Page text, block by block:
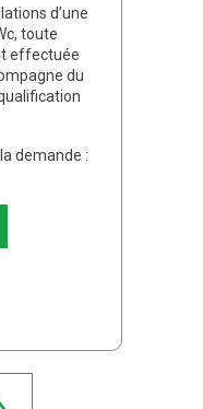
d’une
toute
effectuée
du
demande :